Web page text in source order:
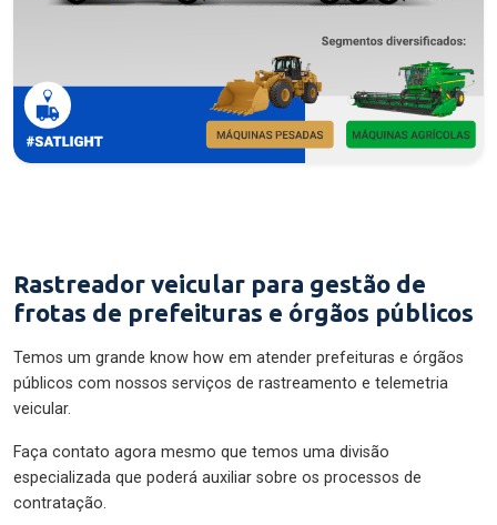
Rastreador veicular para gestão de
frotas de prefeituras e órgãos públicos
Temos um grande know how em atender prefeituras e órgãos
públicos com nossos serviços de rastreamento e telemetria
veicular.
Faça contato agora mesmo que temos uma divisão
especializada que poderá auxiliar sobre os processos de
contratação.